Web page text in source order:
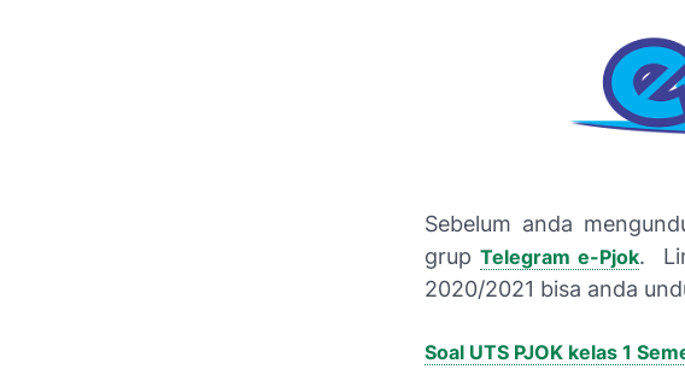
Sebelum anda
grupTelegram e-Pjok.
2020/2021 bisa anda
Soal UTS PJOK kelas 1